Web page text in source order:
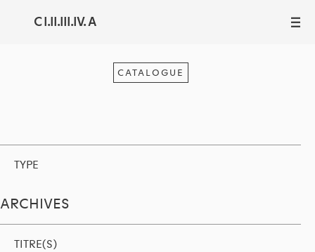
C I.II.III.IV. A III
CATALOGUE
TYPE
ARCHIVES
TITRE(S)